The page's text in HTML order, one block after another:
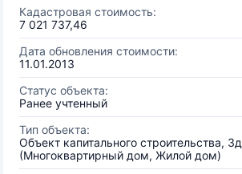
Кадастровая стоимость:
7 021 737,46
Дата обновления стоимости:
11.01.2013
Статус объекта:
Ранее учтенный
Тип объекта:
Объект капитального строительства,
(Многоквартирный дом, Жилой дом)